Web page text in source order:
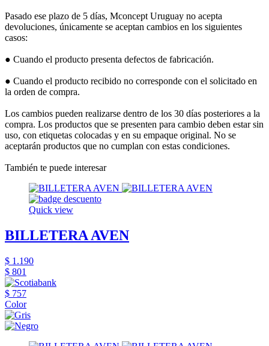
Pasado ese plazo de 5 días, Mconcept Uruguay no acepta
devoluciones, únicamente se aceptan cambios en los siguientes
casos:
● Cuando el producto presenta defectos de fabricación.
● Cuando el producto recibido no corresponde con el solicitado en
la orden de compra.
Los cambios pueden realizarse dentro de los 30 días posteriores a la
compra. Los productos que se presenten para cambio deben estar sin
uso, con etiquetas colocadas y en su empaque original. No se
aceptarán productos que no cumplan con estas condiciones.
También te puede interesar
Quick view
BILLETERA AVEN
$ 1.190
$ 801
$ 757
Color